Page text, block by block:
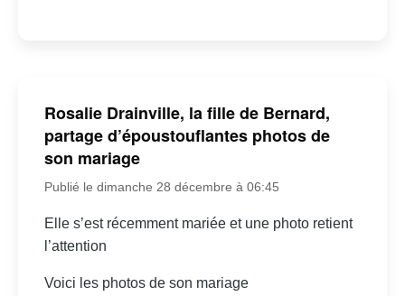
Rosalie Drainville, la fille de Bernard,
partage d’époustouflantes photos de
son mariage
Publié le dimanche 28 décembre à 06:45
Elle s’est récemment mariée et une photo retient
l’attention
Voici les photos de son mariage